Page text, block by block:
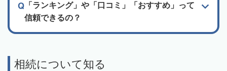
「ランキング」や「口コミ」「おすすめ」って
信頼できるの？
相続について知る